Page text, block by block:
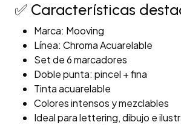
✅ Características
Marca: Mooving
Línea: Chroma Acuarelable
Set de 6 marcadores
Doble punta: pincel + fina
Tinta acuarelable
Colores intensos y mezclables
Ideal para lettering, dibujo e